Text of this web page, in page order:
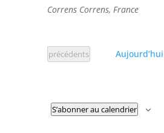
Correns Correns, France
Évènements
précédents Aujourd’hui
S’abonner au calendrier